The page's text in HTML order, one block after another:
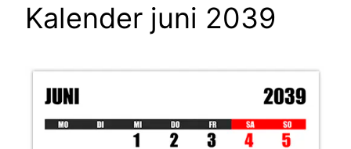
Kalender juni 2039